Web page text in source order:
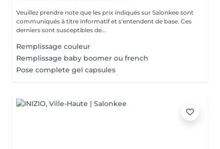
Veuillez prendre note que les prix indiqués sur Salonkee sont
communiqués à titre informatif et s'entendent de base. Ces
derniers sont susceptibles de...
Remplissage couleur
Remplissage baby boomer ou french
Pose complete gel capsules